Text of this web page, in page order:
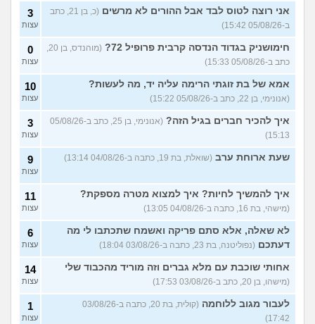
מסיימת תואר במדמח ולא
יודעת לאן להמשיך מפה
בת 23)
3
עצות
שאלות על המקצוע של הנהלת
חשבונות (מישהי, בת 30)
5
עצות
איך לשפר את הנושא
התעסוקתי? (אנונימית, בת 27)
4
עצות
איך להבין מה הכיוון שלי?
(אנונימית, בת 21)
4
עצות
עוד שאלות חדשות במדור
אני רוצה לטוס לבד אבל ההורים לא מרשים
(כ, בן 21, כתב
ב-05/08/26 15:42)
3
עצות
חימושניק בגדוד הנדסה קרבית פרופיל 72?
(מוהנדס, בן 20,
כתב ב-05/08/26 15:33)
0
עצות
אמא של בת זוגתי הרימה עליה יד, מה לעשות?
(אנונימי, בן 22, כתב ב-05/08/26 15:22)
10
עצות
איך להכיר חברים בגיל הזה?
(אנונימי, בן 25, כתב ב-05/08/26
15:13)
3
עצות
שעת ארוחת ערב (שואלת, בת 19, כתבה ב-04/08/26 13:14) 9
עצות
איך להמשיך לחיות? איך למצוא מטרה מספקת?
(מישהי, בת 16, כתבה ב-04/08/26 13:05)
11
עצות
לא שאלה, אלא סתם פריקה ואשמח שתכתבו לי מה
דעתכם (נפוליטנה, בת 23, כתבה ב-03/08/26 18:04)
6
עצות
אחותי שוכבת עם מלא גברים וזה מוריד מהכבוד שלי
(מישהו, בן 20, כתב ב-03/08/26 17:53)
14
עצות
לעבור מגוב ללוחמה
(קולית, בת 20, כתבה ב-03/08/26
17:42)
1
עצות